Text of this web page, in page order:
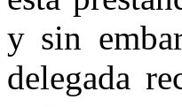
y sin
delegada